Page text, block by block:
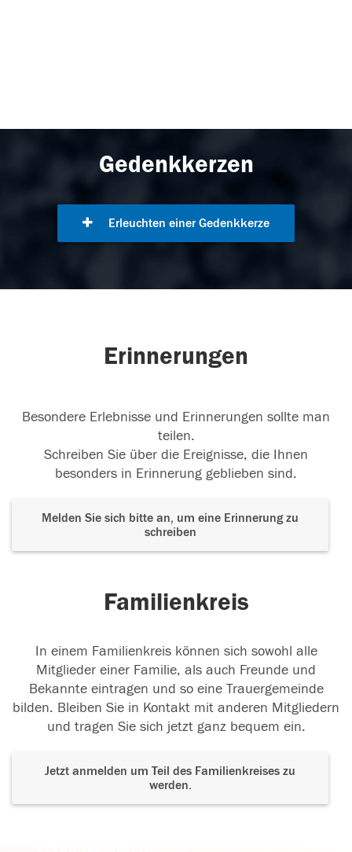
Gedenkkerzen
Erleuchten einer Gedenkkerze
Erinnerungen
Besondere Erlebnisse und Erinnerungen sollte man
teilen.
Schreiben Sie über die Ereignisse, die Ihnen
besonders in Erinnerung geblieben sind.
Melden Sie sich bitte an, um eine Erinnerung zu
schreiben
Familienkreis
In einem Familienkreis können sich sowohl alle
Mitglieder einer Familie, als auch Freunde und
Bekannte eintragen und so eine Trauergemeinde
bilden. Bleiben Sie in Kontakt mit anderen Mitgliedern
und tragen Sie sich jetzt ganz bequem ein.
Jetzt anmelden um Teil des Familienkreises zu
werden.